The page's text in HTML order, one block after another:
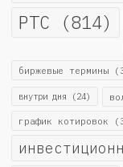
РТС (814)
биржевые термины
внутри дня (24)
график котировок